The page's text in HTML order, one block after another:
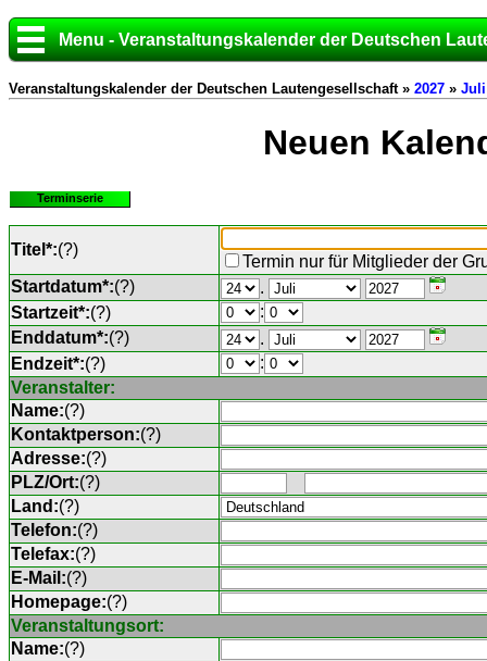
Menu - Veranstaltungskalender der Deutschen
Veranstaltungskalender der Deutschen Lautengesellschaft » 2027 » Juli
Neuen
Terminserie
Titel*:(?)
Termin nur für Mitglieder der
Startdatum*:(?)
.
Startzeit*:(?)
:
Enddatum*:(?)
.
Endzeit*:(?)
:
Veranstalter:
Name:(?)
Kontaktperson:(?)
Adresse:(?)
PLZ/Ort:(?)
Land:(?)
Telefon:(?)
Telefax:(?)
E-Mail:(?)
Homepage:(?)
Veranstaltungsort:
Name:(?)